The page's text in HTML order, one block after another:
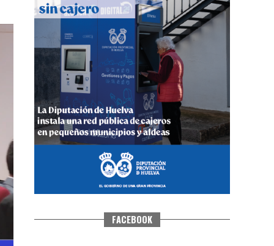
CUARTA CORRIDA DE LAS FIESTAS
COLOMBINAS 2026
hace 4 días· Huelvatv
FACEBOOK